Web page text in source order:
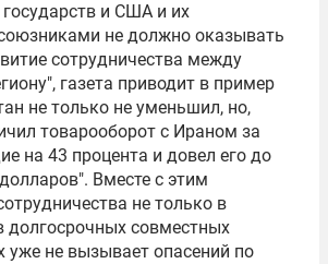
и США и их
не должно оказывать
сотрудничества между
газета приводит в пример
не только не уменьшил, но,
товарооборот с Ираном за
на 43 процента и довел его до
Вместе с этим
не только в
долгосрочных совместных
уже не вызывает опасений по